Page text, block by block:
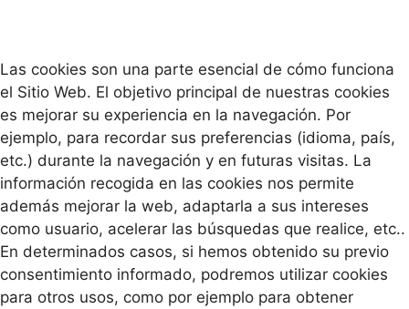
Las cookies son una parte esencial de cómo funciona
el Sitio Web. El objetivo principal de nuestras cookies
es mejorar su experiencia en la navegación. Por
ejemplo, para recordar sus preferencias (idioma, país,
etc.) durante la navegación y en futuras visitas. La
información recogida en las cookies nos permite
además mejorar la web, adaptarla a sus intereses
como usuario, acelerar las búsquedas que realice, etc..
En determinados casos, si hemos obtenido su previo
consentimiento informado, podremos utilizar cookies
para otros usos, como por ejemplo para obtener